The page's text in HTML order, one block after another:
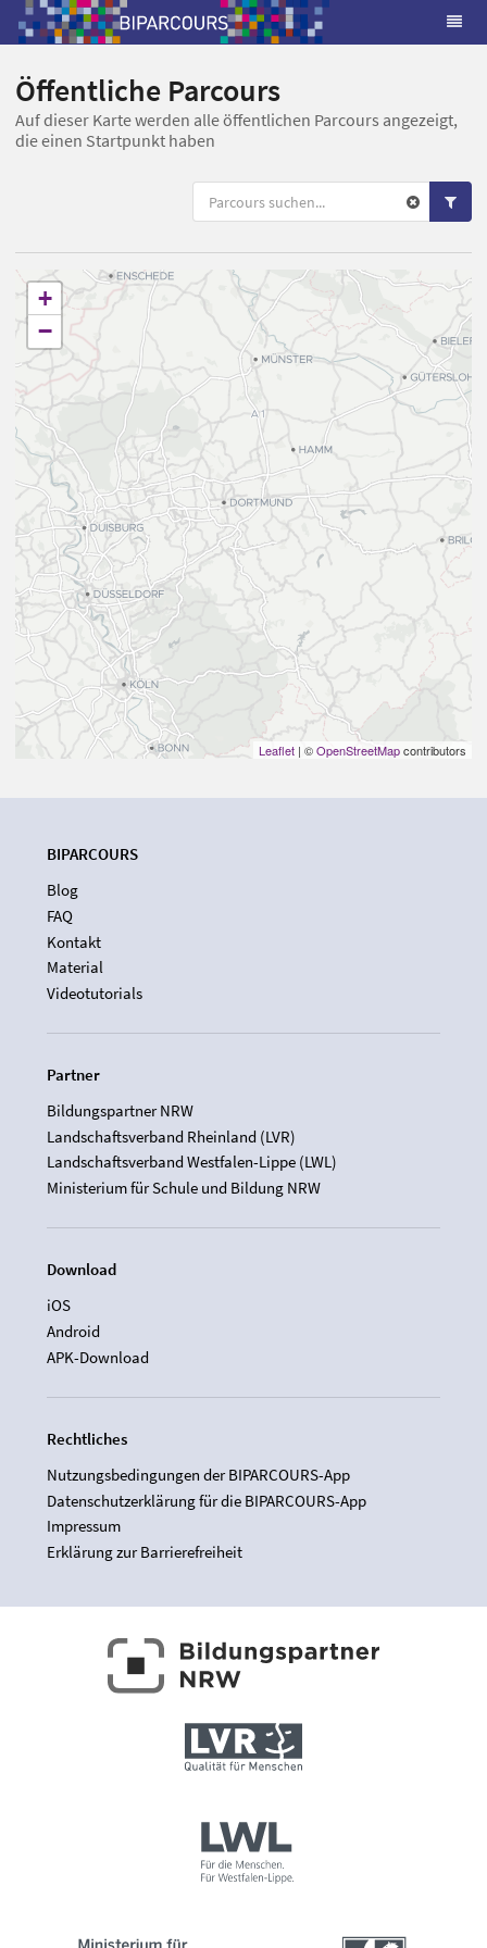
Öffentliche Parcours
Auf dieser Karte werden alle öffentlichen Parcours angezeigt,
die einen Startpunkt haben
+
−
Leaflet | ©OpenStreetMapcontributors
BIPARCOURS
Blog
FAQ
Kontakt
Material
Videotutorials
Partner
Bildungspartner NRW
Landschaftsverband Rheinland (LVR)
Landschaftsverband Westfalen-Lippe (LWL)
Ministerium für Schule und Bildung NRW
Download
iOS
Android
APK-Download
Rechtliches
Nutzungsbedingungen der BIPARCOURS-App
Datenschutzerklärung für die BIPARCOURS-App
Impressum
Erklärung zur Barrierefreiheit